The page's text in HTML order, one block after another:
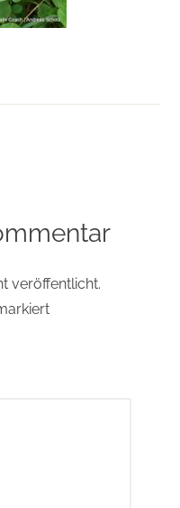
veröffentlicht.